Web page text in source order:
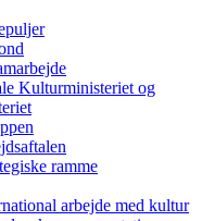
Kulturministeriet og
ramme
arbejde med kultur